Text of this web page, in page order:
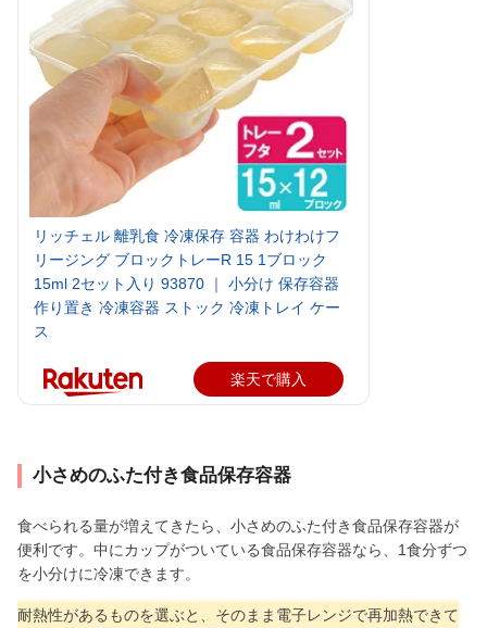
リッチェル 離乳食 冷凍保存 容器 わけわけフ
リージング ブロックトレーR 15 1ブロック
15ml 2セット入り 93870 ｜ 小分け 保存容器
作り置き 冷凍容器 ストック 冷凍トレイ ケー
ス
楽天で購入
小さめのふた付き食品保存容器
食べられる量が増えてきたら、小さめのふた付き食品保存容器が
便利です。中にカップがついている食品保存容器なら、1食分ずつ
を小分けに冷凍できます。
耐熱性があるものを選ぶと、そのまま電子レンジで再加熱できて